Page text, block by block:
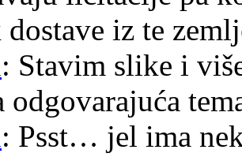
dostave iz te
: Stavim slike i
: Psst… jel ima